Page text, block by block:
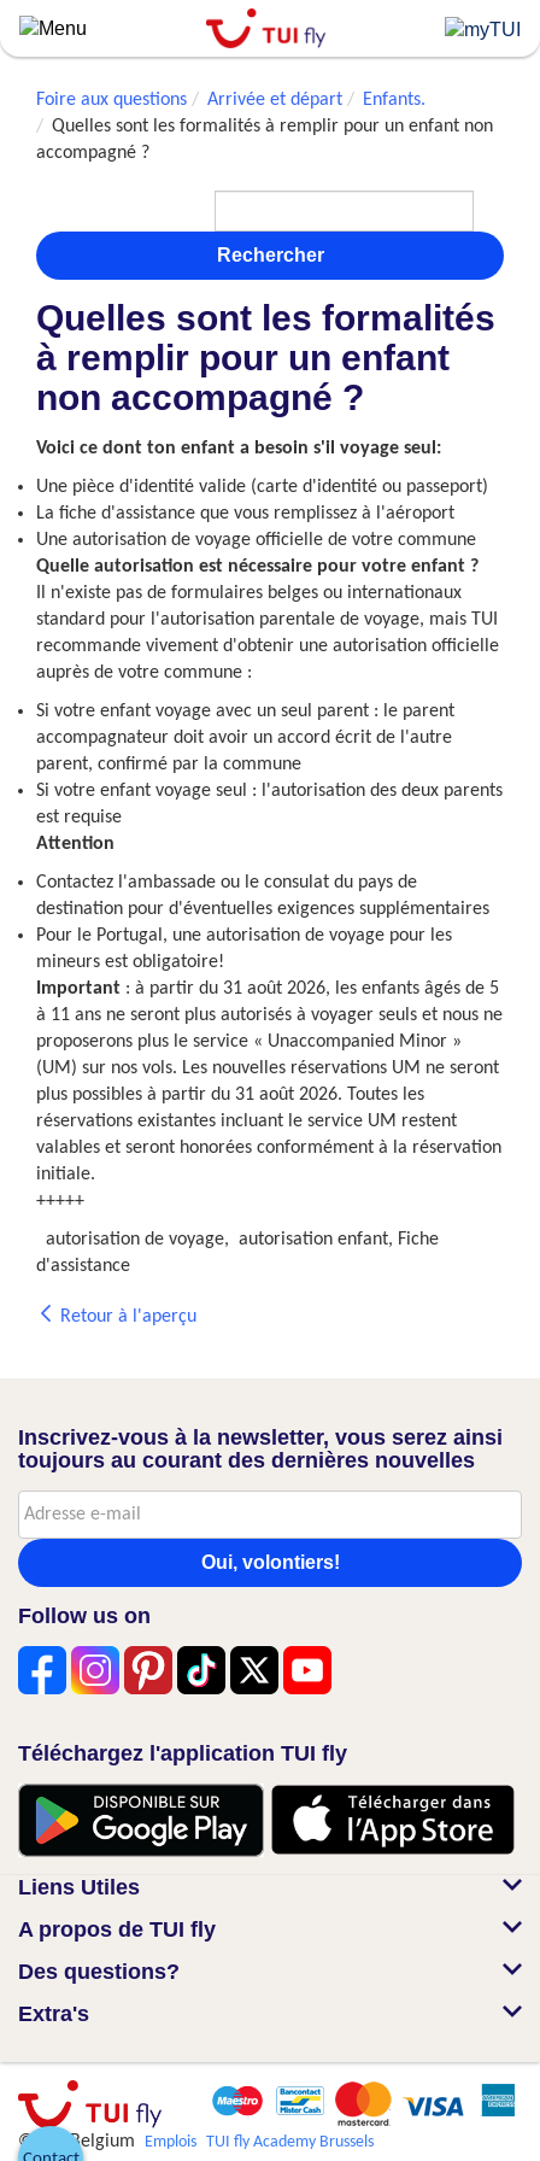
Skip
to
contentFoire aux questions Arrivée et départ
Enfants.
Quelles sont les formalités à remplir pour un enfant non
accompagné ?
Rechercher
Quelles sont les formalités
à remplir pour un enfant
non accompagné ?
Voici ce dont ton enfant a besoin s'il voyage seul:
Une pièce d'identité valide (carte d'identité ou passeport)
La fiche d'assistance que vous remplissez à l'aéroport
Une autorisation de voyage officielle de votre commune
Quelle autorisation est nécessaire pour votre enfant ?
Il n'existe pas de formulaires belges ou internationaux
standard pour l'autorisation parentale de voyage, mais TUI
recommande vivement d'obtenir une autorisation officielle
auprès de votre commune :
Si votre enfant voyage avec un seul parent : le parent
accompagnateur doit avoir un accord écrit de l'autre
parent, confirmé par la commune
Si votre enfant voyage seul : l'autorisation des deux parents
est requise
Attention
Contactez l'ambassade ou le consulat du pays de
destination pour d'éventuelles exigences supplémentaires
Pour le Portugal, une autorisation de voyage pour les
mineurs est obligatoire!
Important : à partir du 31 août 2026, les enfants âgés de 5
à 11 ans ne seront plus autorisés à voyager seuls et nous ne
proposerons plus le service « Unaccompanied Minor »
(UM) sur nos vols. Les nouvelles réservations UM ne seront
plus possibles à partir du 31 août 2026. Toutes les
réservations existantes incluant le service UM restent
valables et seront honorées conformément à la réservation
initiale.
+++++
autorisation de voyage, autorisation enfant, Fiche
d'assistance
Retour à l'aperçu
Inscrivez-vous à la newsletter, vous serez ainsi
toujours au courant des dernières nouvelles
Oui, volontiers!
Follow us on
Téléchargez l'application TUI fly
Liens Utiles
A propos de TUI fly
Des questions?
Extra's
© TUI Belgium Emplois TUI fly Academy Brussels